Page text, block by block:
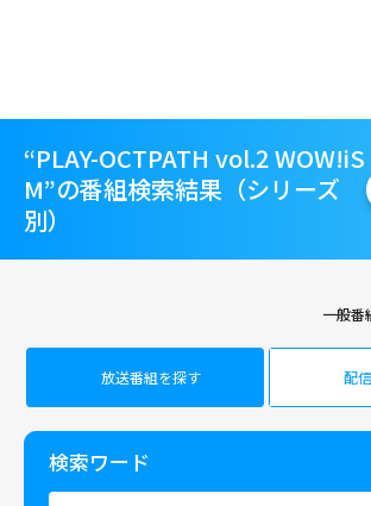
“PLAY-OCTPATH vol.2 WOW!iS
M”の番組検索結果（シリーズ
別）
一般番
放送番組を探す 配
検索ワード